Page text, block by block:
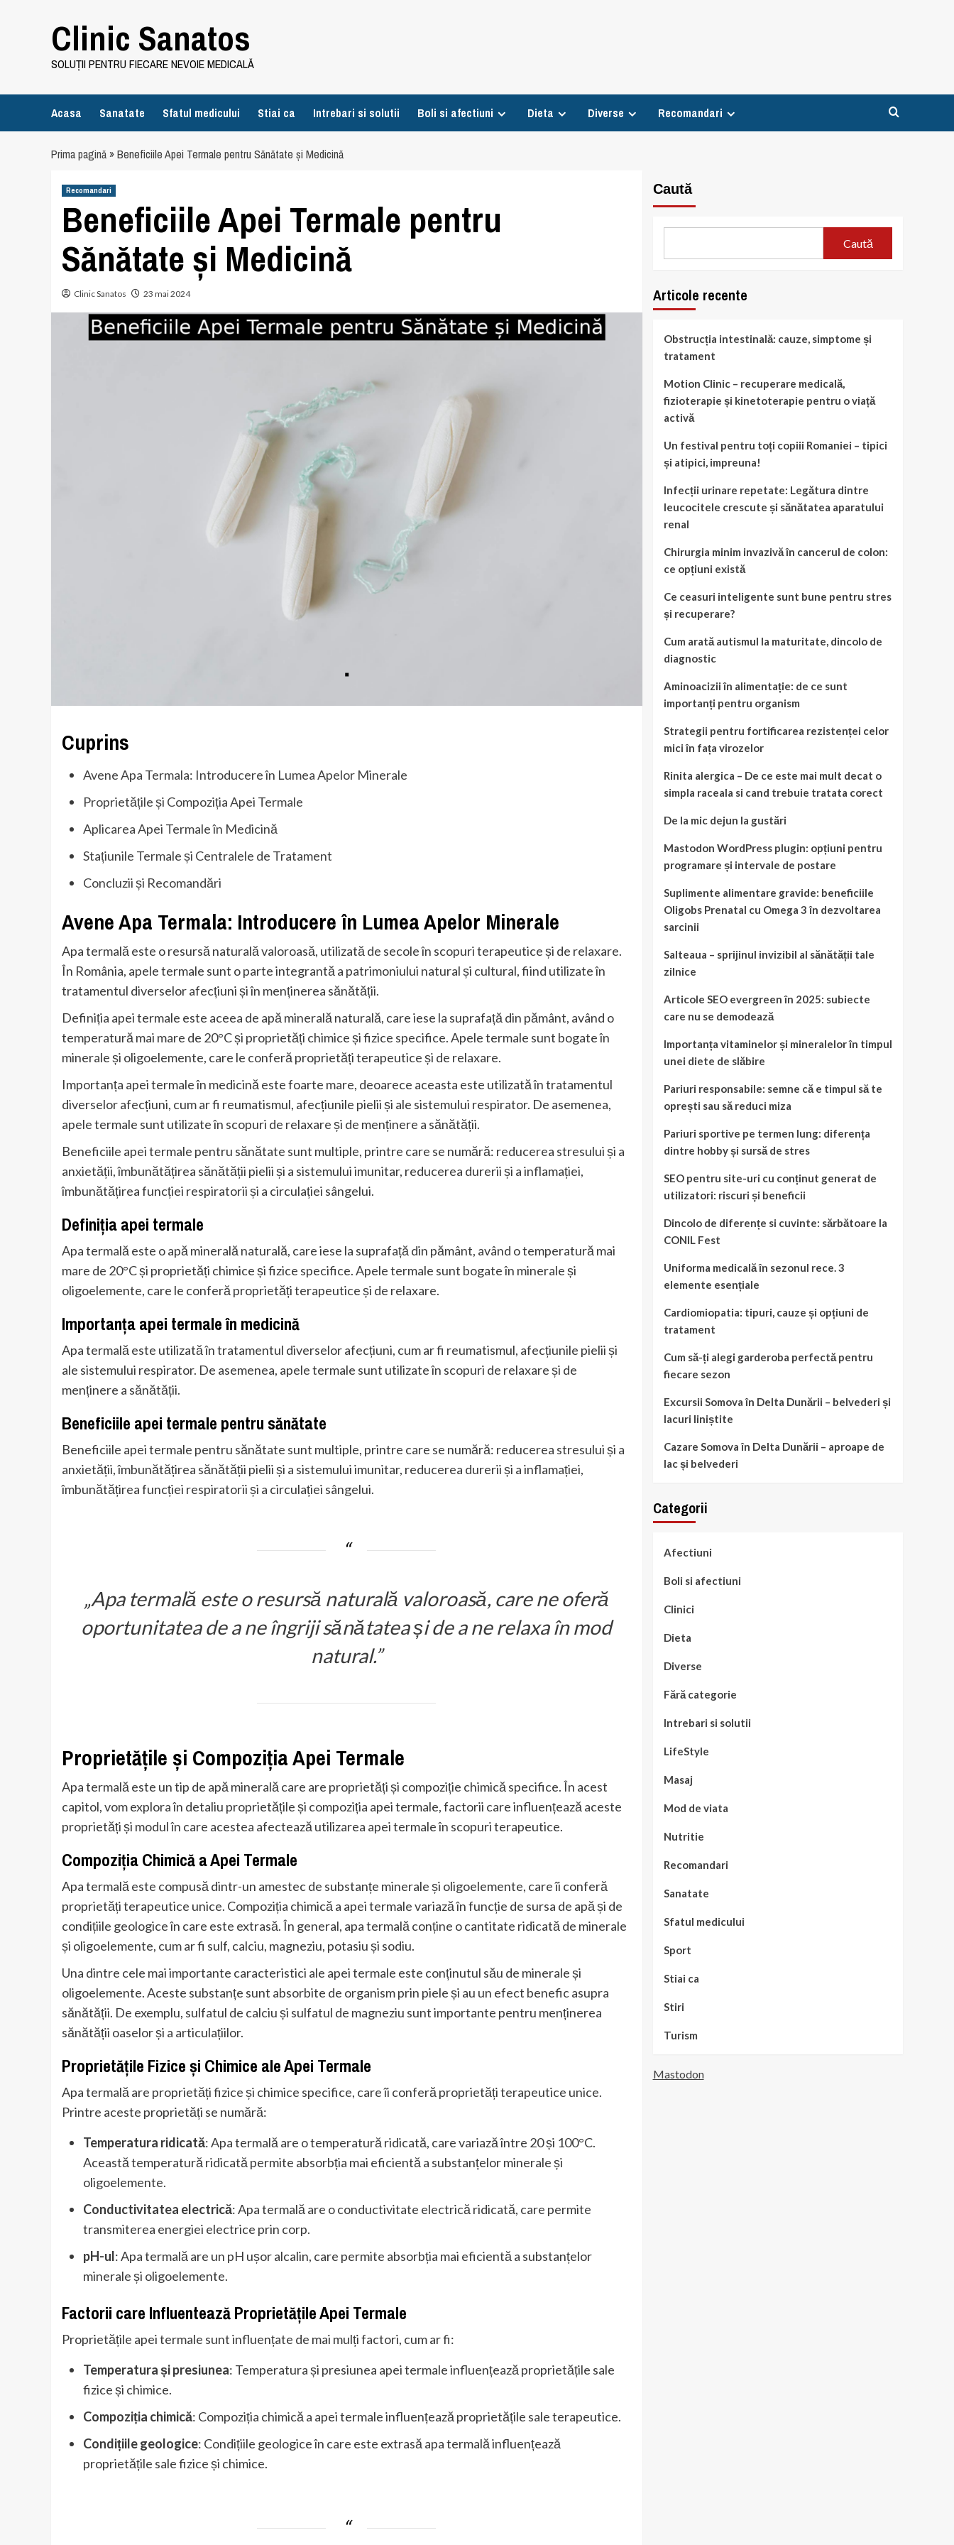
Clinic Sanatos
SOLUȚII PENTRU FIECARE NEVOIE MEDICALĂ
Acasa Sanatate Sfatul medicului Stiai ca Intrebari si solutii Boli si afectiuni Dieta Diverse Recomandari
Prima pagină»Beneficiile Apei Termale pentru Sănătate și Medicină
Recomandari
Beneficiile Apei Termale pentru
Sănătate și Medicină
Clinic Sanatos 23 mai 2024
Cuprins
Avene Apa Termala: Introducere în Lumea Apelor Minerale
Proprietățile și Compoziția Apei Termale
Aplicarea Apei Termale în Medicină
Stațiunile Termale și Centralele de Tratament
Concluzii și Recomandări
Avene Apa Termala: Introducere în Lumea Apelor Minerale
Apa termală este o resursă naturală valoroasă, utilizată de secole în scopuri terapeutice și de relaxare.
În România, apele termale sunt o parte integrantă a patrimoniului natural și cultural, fiind utilizate în
tratamentul diverselor afecțiuni și în menținerea sănătății.
Definiția apei termale este aceea de apă minerală naturală, care iese la suprafață din pământ, având o
temperatură mai mare de 20°C și proprietăți chimice și fizice specifice. Apele termale sunt bogate în
minerale și oligoelemente, care le conferă proprietăți terapeutice și de relaxare.
Importanța apei termale în medicină este foarte mare, deoarece aceasta este utilizată în tratamentul
diverselor afecțiuni, cum ar fi reumatismul, afecțiunile pielii și ale sistemului respirator. De asemenea,
apele termale sunt utilizate în scopuri de relaxare și de menținere a sănătății.
Beneficiile apei termale pentru sănătate sunt multiple, printre care se numără: reducerea stresului și a
anxietății, îmbunătățirea sănătății pielii și a sistemului imunitar, reducerea durerii și a inflamației,
îmbunătățirea funcției respiratorii și a circulației sângelui.
Definiția apei termale
Apa termală este o apă minerală naturală, care iese la suprafață din pământ, având o temperatură mai
mare de 20°C și proprietăți chimice și fizice specifice. Apele termale sunt bogate în minerale și
oligoelemente, care le conferă proprietăți terapeutice și de relaxare.
Importanța apei termale în medicină
Apa termală este utilizată în tratamentul diverselor afecțiuni, cum ar fi reumatismul, afecțiunile pielii și
ale sistemului respirator. De asemenea, apele termale sunt utilizate în scopuri de relaxare și de
menținere a sănătății.
Beneficiile apei termale pentru sănătate
Beneficiile apei termale pentru sănătate sunt multiple, printre care se numără: reducerea stresului și a
anxietății, îmbunătățirea sănătății pielii și a sistemului imunitar, reducerea durerii și a inflamației,
îmbunătățirea funcției respiratorii și a circulației sângelui.
„Apa termală este o resursă naturală valoroasă, care ne oferă
oportunitatea de a ne îngriji sănătatea și de a ne relaxa în mod
natural.”
Proprietățile și Compoziția Apei Termale
Apa termală este un tip de apă minerală care are proprietăți și compoziție chimică specifice. În acest
capitol, vom explora în detaliu proprietățile și compoziția apei termale, factorii care influențează aceste
proprietăți și modul în care acestea afectează utilizarea apei termale în scopuri terapeutice.
Compoziția Chimică a Apei Termale
Apa termală este compusă dintr-un amestec de substanțe minerale și oligoelemente, care îi conferă
proprietăți terapeutice unice. Compoziția chimică a apei termale variază în funcție de sursa de apă și de
condițiile geologice în care este extrasă. În general, apa termală conține o cantitate ridicată de minerale
și oligoelemente, cum ar fi sulf, calciu, magneziu, potasiu și sodiu.
Una dintre cele mai importante caracteristici ale apei termale este conținutul său de minerale și
oligoelemente. Aceste substanțe sunt absorbite de organism prin piele și au un efect benefic asupra
sănătății. De exemplu, sulfatul de calciu și sulfatul de magneziu sunt importante pentru menținerea
sănătății oaselor și a articulațiilor.
Proprietățile Fizice și Chimice ale Apei Termale
Apa termală are proprietăți fizice și chimice specifice, care îi conferă proprietăți terapeutice unice.
Printre aceste proprietăți se numără:
Temperatura ridicată: Apa termală are o temperatură ridicată, care variază între 20 și 100°C.
Această temperatură ridicată permite absorbția mai eficientă a substanțelor minerale și
oligoelemente.
Conductivitatea electrică: Apa termală are o conductivitate electrică ridicată, care permite
transmiterea energiei electrice prin corp.
pH-ul: Apa termală are un pH ușor alcalin, care permite absorbția mai eficientă a substanțelor
minerale și oligoelemente.
Factorii care Influentează Proprietățile Apei Termale
Proprietățile apei termale sunt influențate de mai mulți factori, cum ar fi:
Temperatura și presiunea: Temperatura și presiunea apei termale influențează proprietățile sale
fizice și chimice.
Compoziția chimică: Compoziția chimică a apei termale influențează proprietățile sale terapeutice.
Condițiile geologice: Condițiile geologice în care este extrasă apa termală influențează
proprietățile sale fizice și chimice.
Caută
Caută
Articole recente
Obstrucția intestinală: cauze, simptome și
tratament
Motion Clinic – recuperare medicală,
fizioterapie și kinetoterapie pentru o viață
activă
Un festival pentru toți copiii Romaniei – tipici
și atipici, impreuna!
Infecții urinare repetate: Legătura dintre
leucocitele crescute și sănătatea aparatului
renal
Chirurgia minim invazivă în cancerul de colon:
ce opțiuni există
Ce ceasuri inteligente sunt bune pentru stres
și recuperare?
Cum arată autismul la maturitate, dincolo de
diagnostic
Aminoacizii în alimentație: de ce sunt
importanți pentru organism
Strategii pentru fortificarea rezistenței celor
mici în fața virozelor
Rinita alergica – De ce este mai mult decat o
simpla raceala si cand trebuie tratata corect
De la mic dejun la gustări
Mastodon WordPress plugin: opțiuni pentru
programare și intervale de postare
Suplimente alimentare gravide: beneficiile
Oligobs Prenatal cu Omega 3 în dezvoltarea
sarcinii
Salteaua – sprijinul invizibil al sănătății tale
zilnice
Articole SEO evergreen în 2025: subiecte
care nu se demodează
Importanța vitaminelor și mineralelor în timpul
unei diete de slăbire
Pariuri responsabile: semne că e timpul să te
oprești sau să reduci miza
Pariuri sportive pe termen lung: diferența
dintre hobby și sursă de stres
SEO pentru site-uri cu conținut generat de
utilizatori: riscuri și beneficii
Dincolo de diferențe si cuvinte: sărbătoare la
CONIL Fest
Uniforma medicală în sezonul rece. 3
elemente esențiale
Cardiomiopatia: tipuri, cauze și opțiuni de
tratament
Cum să-ți alegi garderoba perfectă pentru
fiecare sezon
Excursii Somova în Delta Dunării – belvederi și
lacuri liniștite
Cazare Somova în Delta Dunării – aproape de
lac și belvederi
Categorii
Afectiuni
Boli si afectiuni
Clinici
Dieta
Diverse
Fără categorie
Intrebari si solutii
LifeStyle
Masaj
Mod de viata
Nutritie
Recomandari
Sanatate
Sfatul medicului
Sport
Stiai ca
Stiri
Turism
Mastodon